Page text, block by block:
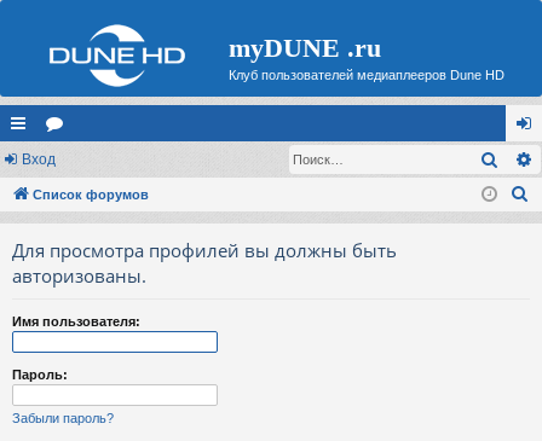
myDUNE .ru
Клуб пользователей медиаплееров Dune HD
с
ы
ор
ум
хо
д
Вход
Список форумов
Для просмотра профилей вы должны быть
авторизованы.
Имя пользователя:
Пароль:
Забыли пароль?